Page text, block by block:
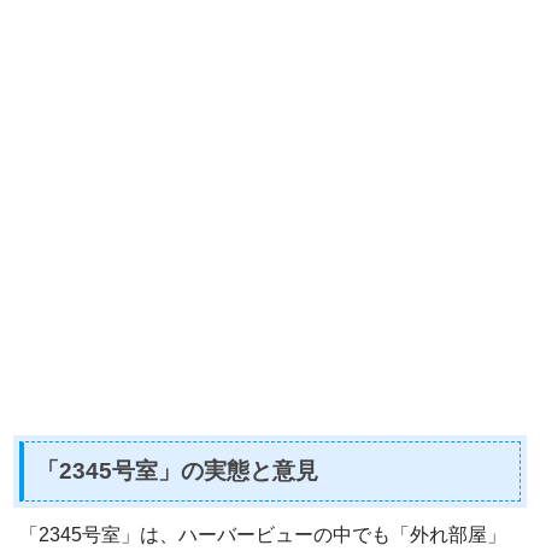
「2345号室」の実態と意見
「2345号室」は、ハーバービューの中でも「外れ部屋」